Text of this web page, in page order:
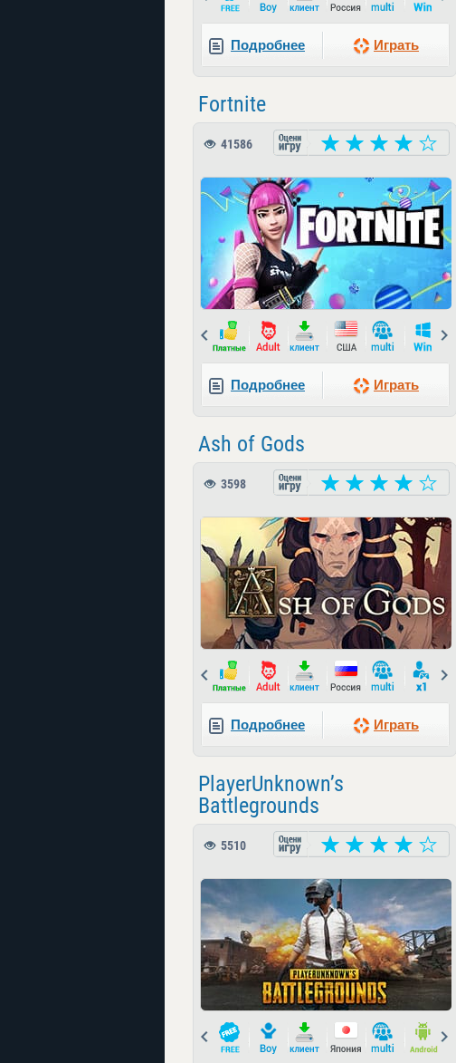
Подробнее Играть
Fortnite
41586
Prev
Подробнее Играть
Ash of Gods
3598
Prev
Подробнее Играть
PlayerUnknown’s
Battlegrounds
5510
Prev